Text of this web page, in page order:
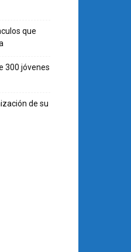
que
300 jóvenes
de su